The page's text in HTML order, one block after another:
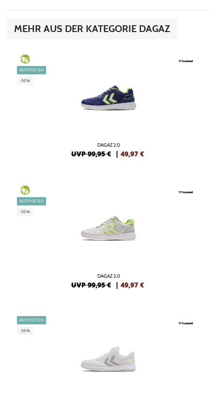
MEHR AUS DER KATEGORIE DAGAZ
GREEN
RESTPOSTEN
-50%
DAGAZ 2.0
UVP 99,95 € | 49,97 €
GREEN
RESTPOSTEN
-50%
DAGAZ 2.0
UVP 99,95 € | 49,97 €
RESTPOSTEN
-50%